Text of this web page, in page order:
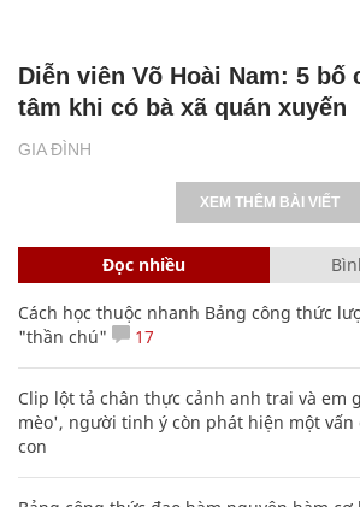
GIA ĐÌNH
Diễn viên Võ Hoài Nam: 5 bố
tâm khi có bà xã quán xuyến
XEM THÊM BÀI VIẾT
Đọc nhiều
Cách học thuộc nhanh Bảng công thức
"thần chú"
17
Clip lột tả chân thực cảnh anh trai và em
mèo', người tinh ý còn phát hiện một
con